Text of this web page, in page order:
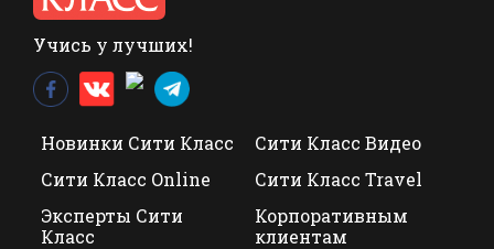
Учись у лучших!
Новинки Сити Класс
Сити Класс Видео
Сити Класс Online
Сити Класс Travel
Эксперты Сити
Класс
Корпоративным
клиентам